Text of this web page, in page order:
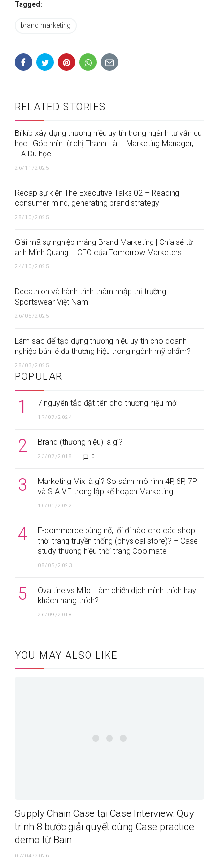
Tagged:
brand marketing
RELATED STORIES
Bí kíp xây dựng thương hiệu uy tín trong ngành tư vấn du
học | Góc nhìn từ chị Thanh Hà – Marketing Manager,
ILA Du học
26/11/2025
Recap sự kiện The Executive Talks 02 – Reading
consumer mind, generating brand strategy
28/10/2025
Giải mã sự nghiệp mảng Brand Marketing | Chia sẻ từ
anh Minh Quang – CEO của Tomorrow Marketers
24/10/2025
Decathlon và hành trình thâm nhập thị trường
Sportswear Việt Nam
26/05/2025
Làm sao để tạo dựng thương hiệu uy tín cho doanh
nghiệp bán lẻ đa thương hiệu trong ngành mỹ phẩm?
28/03/2025
POPULAR
1 7 nguyên tắc đặt tên cho thương hiệu mới
17/07/2024
2 Brand (thương hiệu) là gì?
23/07/2018 0
3
Marketing Mix là gì? So sánh mô hình 4P, 6P, 7P
và S.A.V.E trong lập kế hoạch Marketing
10/01/2022
4
E-commerce bùng nổ, lối đi nào cho các shop
thời trang truyền thống (physical store)? – Case
study thương hiệu thời trang Coolmate
08/05/2023
5
Ovaltine vs Milo: Làm chiến dịch mình thích hay
khách hàng thích?
26/09/2018
YOU MAY ALSO LIKE
Supply Chain Case tại Case Interview: Quy
trình 8 bước giải quyết cùng Case practice
demo từ Bain